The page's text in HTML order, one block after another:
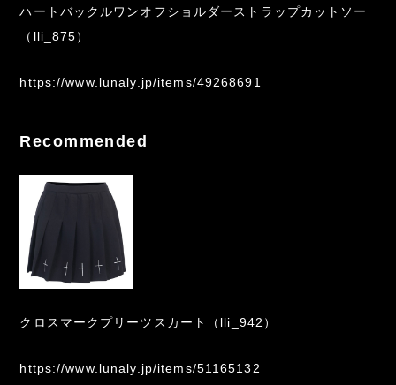
ハートバックルワンオフショルダーストラップカットソー
（lli_875）
https://www.lunaly.jp/items/49268691
Recommended
クロスマークプリーツスカート（lli_942）
https://www.lunaly.jp/items/51165132